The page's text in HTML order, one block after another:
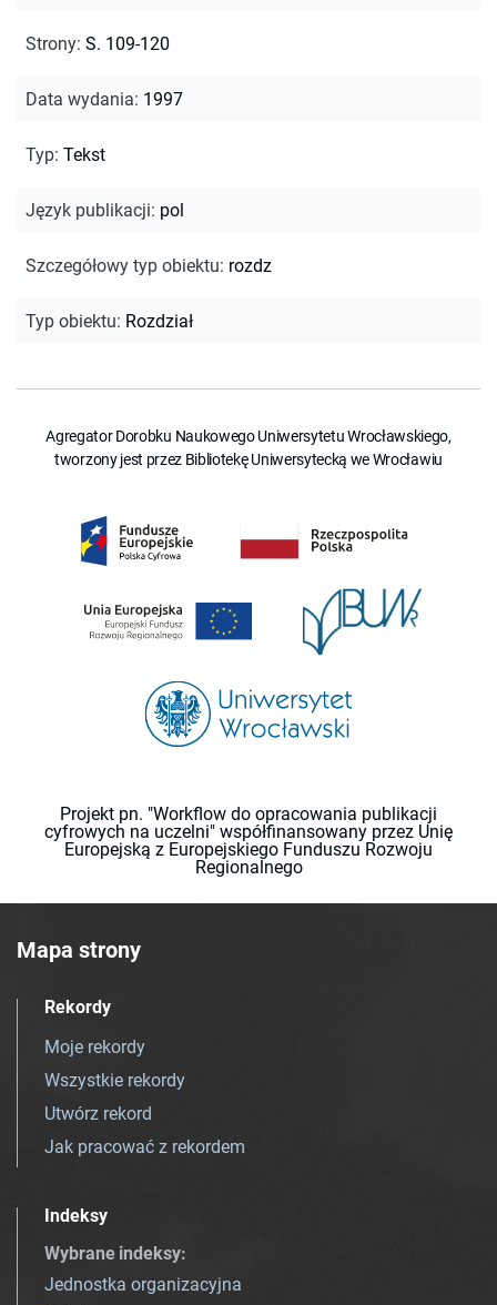
Strony: S. 109-120
Data wydania: 1997
Typ: Tekst
Język publikacji: pol
Szczegółowy typ obiektu: rozdz
Typ obiektu: Rozdział
Agregator Dorobku Naukowego Uniwersytetu Wrocławskiego,
tworzony jest przez Bibliotekę Uniwersytecką we Wrocławiu
Projekt pn. "Workflow do opracowania publikacji
cyfrowych na uczelni" współfinansowany przez Unię
Europejską z Europejskiego Funduszu Rozwoju
Regionalnego
Mapa strony
Rekordy
Moje rekordy
Wszystkie rekordy
Utwórz rekord
Jak pracować z rekordem
Indeksy
Wybrane indeksy:
Jednostka organizacyjna